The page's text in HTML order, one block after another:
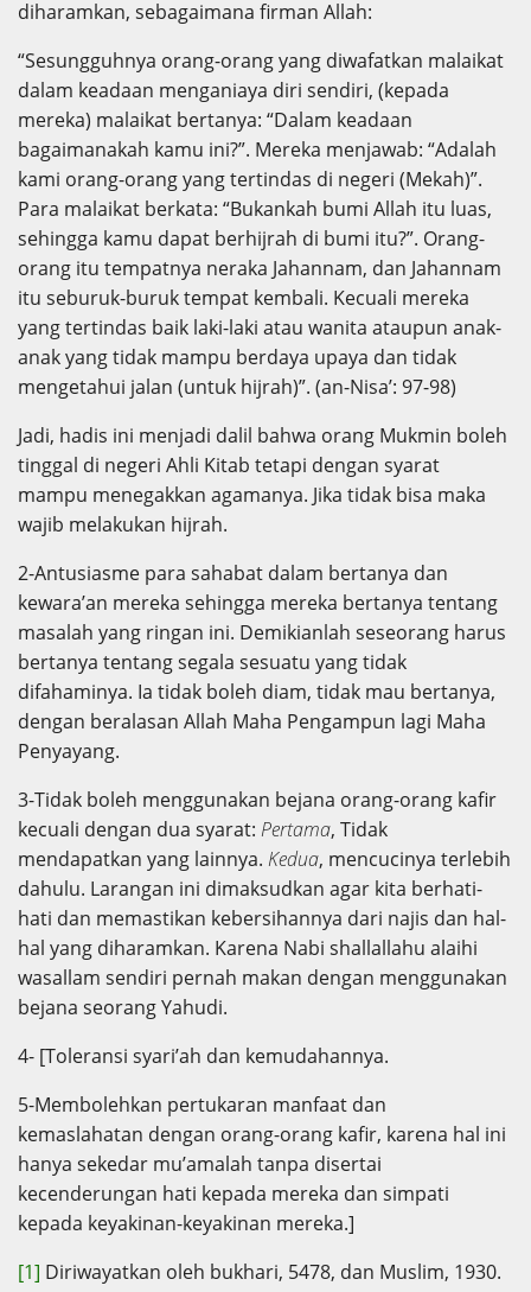
diharamkan, sebagaimana firman Allah:
“Sesungguhnya orang-orang yang diwafatkan malaikat
dalam keadaan menganiaya diri sendiri, (kepada
mereka) malaikat bertanya: “Dalam keadaan
bagaimanakah kamu ini?”. Mereka menjawab: “Adalah
kami orang-orang yang tertindas di negeri (Mekah)”.
Para malaikat berkata: “Bukankah bumi Allah itu luas,
sehingga kamu dapat berhijrah di bumi itu?”. Orang-
orang itu tempatnya neraka Jahannam, dan Jahannam
itu seburuk-buruk tempat kembali. Kecuali mereka
yang tertindas baik laki-laki atau wanita ataupun anak-
anak yang tidak mampu berdaya upaya dan tidak
mengetahui jalan (untuk hijrah)”. (an-Nisa’: 97-98)
Jadi, hadis ini menjadi dalil bahwa orang Mukmin boleh
tinggal di negeri Ahli Kitab tetapi dengan syarat
mampu menegakkan agamanya. Jika tidak bisa maka
wajib melakukan hijrah.
2-Antusiasme para sahabat dalam bertanya dan
kewara’an mereka sehingga mereka bertanya tentang
masalah yang ringan ini. Demikianlah seseorang harus
bertanya tentang segala sesuatu yang tidak
difahaminya. Ia tidak boleh diam, tidak mau bertanya,
dengan beralasan Allah Maha Pengampun lagi Maha
Penyayang.
3-Tidak boleh menggunakan bejana orang-orang kafir
kecuali dengan dua syarat: Pertama, Tidak
mendapatkan yang lainnya. Kedua, mencucinya terlebih
dahulu. Larangan ini dimaksudkan agar kita berhati-
hati dan memastikan kebersihannya dari najis dan hal-
hal yang diharamkan. Karena Nabi shallallahu alaihi
wasallam sendiri pernah makan dengan menggunakan
bejana seorang Yahudi.
4- [Toleransi syari’ah dan kemudahannya.
5-Membolehkan pertukaran manfaat dan
kemaslahatan dengan orang-orang kafir, karena hal ini
hanya sekedar mu’amalah tanpa disertai
kecenderungan hati kepada mereka dan simpati
kepada keyakinan-keyakinan mereka.]
[1] Diriwayatkan oleh bukhari, 5478, dan Muslim, 1930.